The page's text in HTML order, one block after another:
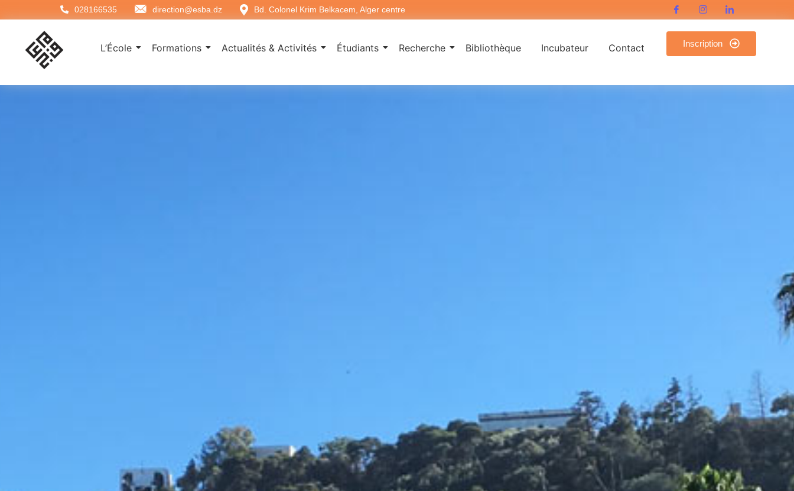
028166535 direction@esba.dz Bd. Colonel Krim Belkacem, Alger centre
L’École Formations Actualités & Activités Étudiants Recherche Bibliothèque Incubateur Contact Inscription